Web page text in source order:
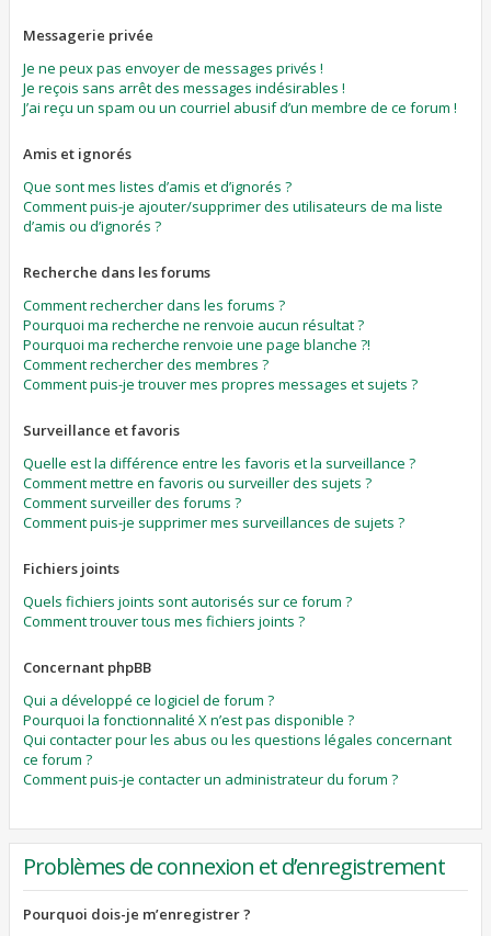
Messagerie privée
Je ne peux pas envoyer de messages privés !
Je reçois sans arrêt des messages indésirables !
J’ai reçu un spam ou un courriel abusif d’un membre de ce forum !
Amis et ignorés
Que sont mes listes d’amis et d’ignorés ?
Comment puis-je ajouter/supprimer des utilisateurs de ma liste
d’amis ou d’ignorés ?
Recherche dans les forums
Comment rechercher dans les forums ?
Pourquoi ma recherche ne renvoie aucun résultat ?
Pourquoi ma recherche renvoie une page blanche ?!
Comment rechercher des membres ?
Comment puis-je trouver mes propres messages et sujets ?
Surveillance et favoris
Quelle est la différence entre les favoris et la surveillance ?
Comment mettre en favoris ou surveiller des sujets ?
Comment surveiller des forums ?
Comment puis-je supprimer mes surveillances de sujets ?
Fichiers joints
Quels fichiers joints sont autorisés sur ce forum ?
Comment trouver tous mes fichiers joints ?
Concernant phpBB
Qui a développé ce logiciel de forum ?
Pourquoi la fonctionnalité X n’est pas disponible ?
Qui contacter pour les abus ou les questions légales concernant
ce forum ?
Comment puis-je contacter un administrateur du forum ?
Problèmes de connexion et d’enregistrement
Pourquoi dois-je m’enregistrer ?